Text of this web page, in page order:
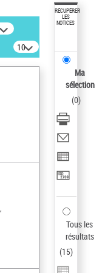
10
résultats/page
RÉCUPÉRER
LES
NOTICES
Ma
sélection
(0)
Tous les
résultats
(15)